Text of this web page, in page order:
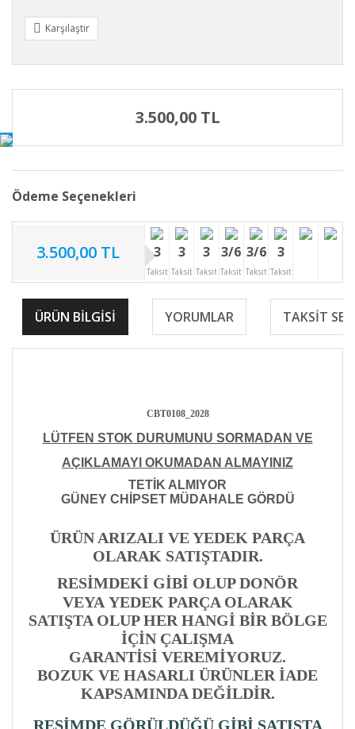
Karşılaştır
3.500,00 TL
Ödeme Seçenekleri
3.500,00 TL 3
Taksit
3
Taksit
3
Taksit
3/6
Taksit
3/6
Taksit
3
Taksit
ÜRÜN BILGISI YORUMLAR TAKSIT
CBT0108_2028
LÜTFEN STOK DURUMUNU SORMADAN VE
AÇIKLAMAYI OKUMADAN ALMAYINIZ
TETİK ALMIYOR
GÜNEY CHİPSET MÜDAHALE GÖRDÜ
ÜRÜN ARIZALI VE YEDEK PARÇA
OLARAK SATIŞTADIR.
RESİMDEKİ GİBİ OLUP DONÖR
VEYA YEDEK PARÇA OLARAK
SATIŞTA OLUP HER HANGİ BİR BÖLGE
İÇİN ÇALIŞMA
GARANTİSİ VEREMİYORUZ.
BOZUK VE HASARLI ÜRÜNLER İADE
KAPSAMINDA DEĞİLDİR.
RESİMDE GÖRÜLDÜĞÜ GİBİ SATIŞTA